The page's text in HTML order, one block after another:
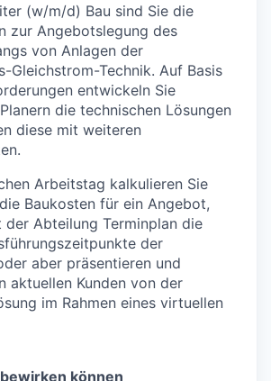
(w/m/d) Bau sind Sie die
zur Angebotslegung des
von Anlagen der
Gleichstrom-Technik. Auf Basis
entwickeln Sie
die technischen Lösungen
diese mit weiteren
Arbeitstag kalkulieren Sie
Baukosten für ein Angebot,
der Abteilung Terminplan die
der
aber präsentieren und
aktuellen Kunden von der
im Rahmen eines virtuellen
können